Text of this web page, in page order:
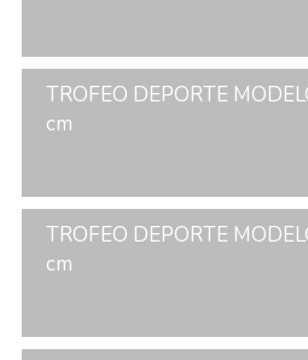
TROFEO DEPORTE
cm
TROFEO DEPORTE
cm